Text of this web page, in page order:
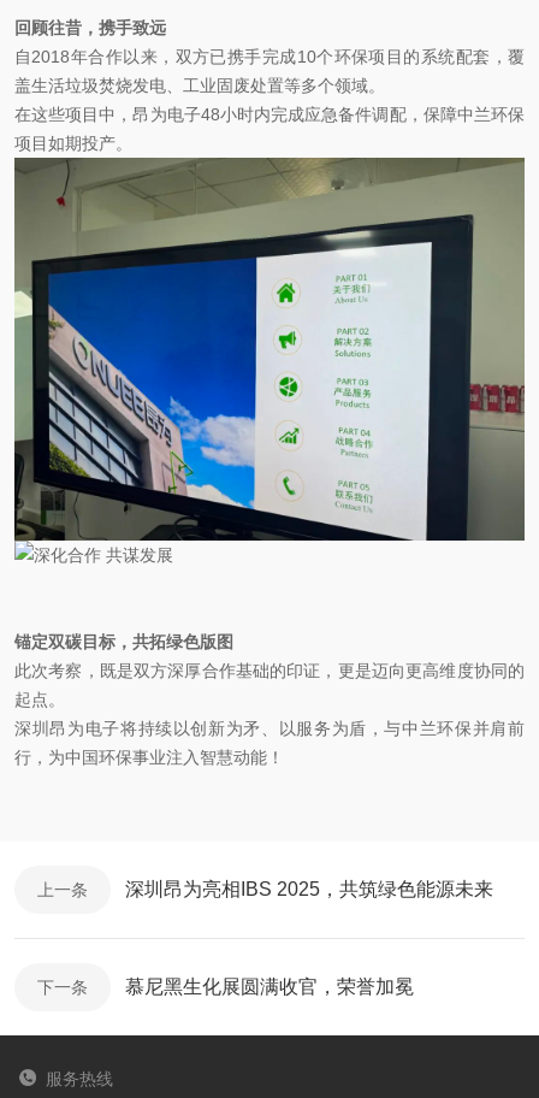
回顾往昔，携手致远
自2018年合作以来，双方已携手完成10个环保项目的系统配套，覆
盖生活垃圾焚烧发电、工业固废处置等多个领域。
在这些项目中，昂为电子48小时内完成应急备件调配，保障中兰环保
项目如期投产。
锚定双碳目标，共拓绿色版图
此次考察，既是双方深厚合作基础的印证，更是迈向更高维度协同的
起点。
深圳昂为电子将持续以创新为矛、以服务为盾，与中兰环保并肩前
行，为中国环保事业注入智慧动能！
上一条 深圳昂为亮相IBS 2025，共筑绿色能源未来
下一条 慕尼黑生化展圆满收官，荣誉加冕
服务热线